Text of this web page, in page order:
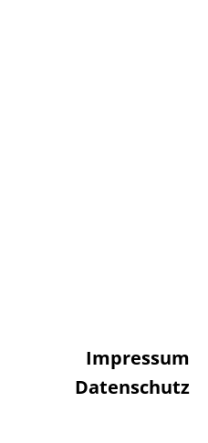
Impressum
Datenschutz